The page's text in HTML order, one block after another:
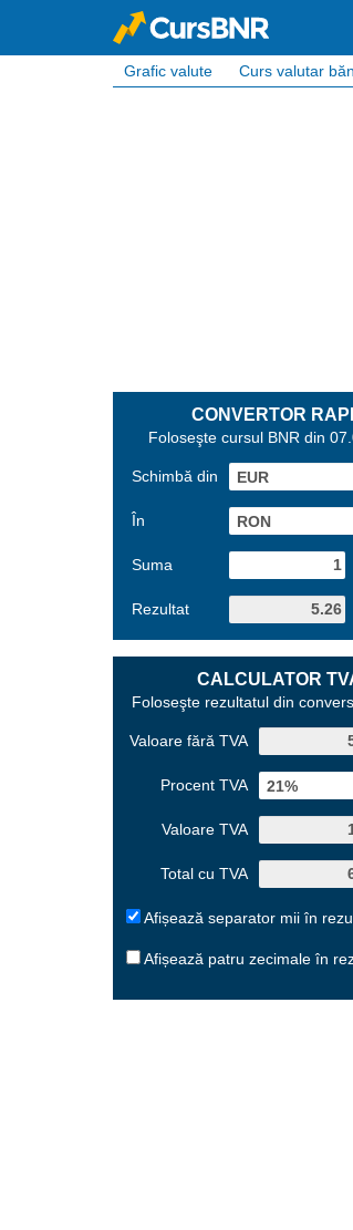
Grafic valute Curs valutar
CONVERTOR
Foloseşte cursul BNR din
Schimbă din
În
Suma
Rezultat
CALCULATOR
Foloseşte rezultatul din
Valoare fără TVA
Procent TVA
Valoare TVA
Total cu TVA
Afișează separator mii în
Afișează patru zecimale în